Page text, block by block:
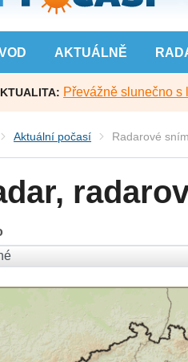
AKTUÁLNĚ
Převážně slunečno s
Aktuální počasí Radarové